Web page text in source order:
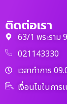
ติดต่อเรา
63/1 พระราม
021143330
เวลาทำการ
เงื่อนไขในกา